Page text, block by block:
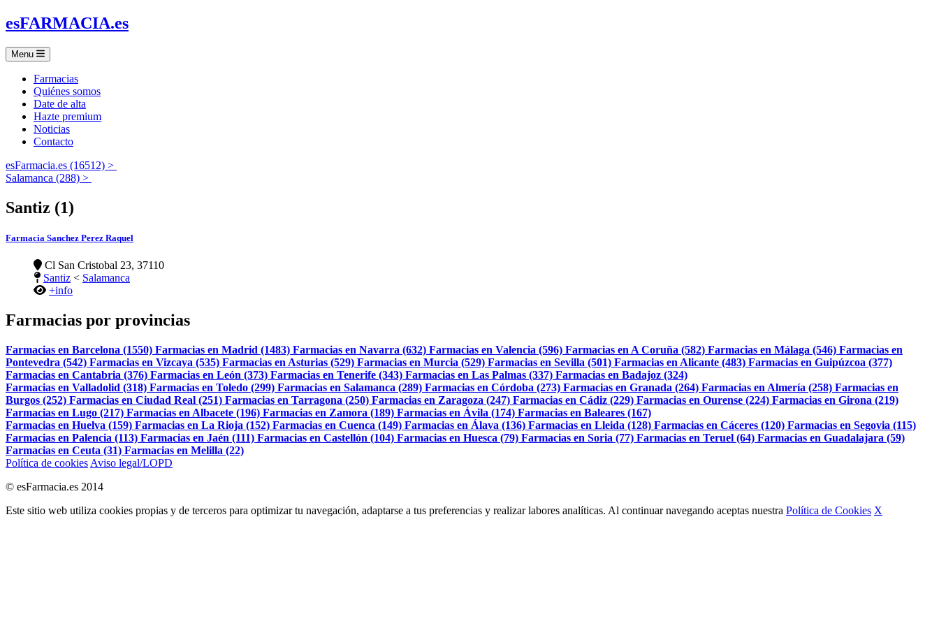
esFARMACIA.es
Menu
Farmacias
Quiénes somos
Date de alta
Hazte premium
Noticias
Contacto
esFarmacia.es (16512) >
Salamanca (288) >
Santiz (1)
Farmacia Sanchez Perez Raquel
Cl San Cristobal 23, 37110
Santiz < Salamanca
+info
Farmacias por provincias
Farmacias en Barcelona (1550) Farmacias en Madrid (1483) Farmacias en Navarra (632) Farmacias en Valencia (596) Farmacias en A Coruña (582) Farmacias en Málaga (546) Farmacias en
Pontevedra (542) Farmacias en Vizcaya (535) Farmacias en Asturias (529) Farmacias en Murcia (529) Farmacias en Sevilla (501) Farmacias en Alicante (483) Farmacias en Guipúzcoa (377)
Farmacias en Cantabria (376) Farmacias en León (373) Farmacias en Tenerife (343) Farmacias en Las Palmas (337) Farmacias en Badajoz (324)
Farmacias en Valladolid (318) Farmacias en Toledo (299) Farmacias en Salamanca (289) Farmacias en Córdoba (273) Farmacias en Granada (264) Farmacias en Almería (258) Farmacias en
Burgos (252) Farmacias en Ciudad Real (251) Farmacias en Tarragona (250) Farmacias en Zaragoza (247) Farmacias en Cádiz (229) Farmacias en Ourense (224) Farmacias en Girona (219)
Farmacias en Lugo (217) Farmacias en Albacete (196) Farmacias en Zamora (189) Farmacias en Ávila (174) Farmacias en Baleares (167)
Farmacias en Huelva (159) Farmacias en La Rioja (152) Farmacias en Cuenca (149) Farmacias en Álava (136) Farmacias en Lleida (128) Farmacias en Cáceres (120) Farmacias en Segovia (115)
Farmacias en Palencia (113) Farmacias en Jaén (111) Farmacias en Castellón (104) Farmacias en Huesca (79) Farmacias en Soria (77) Farmacias en Teruel (64) Farmacias en Guadalajara (59)
Farmacias en Ceuta (31) Farmacias en Melilla (22)
Política de cookies Aviso legal/LOPD
© esFarmacia.es 2014
Este sitio web utiliza cookies propias y de terceros para optimizar tu navegación, adaptarse a tus preferencias y realizar labores analíticas. Al continuar navegando aceptas nuestra Política de Cookies X